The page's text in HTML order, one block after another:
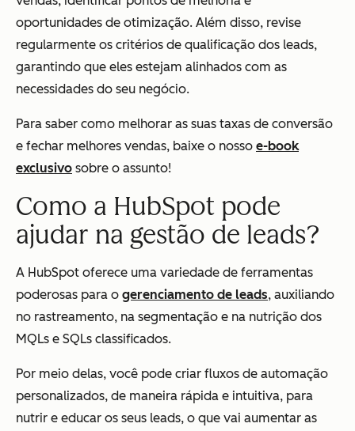
oportunidades de otimização. Além disso, revise
regularmente os critérios de qualificação dos leads,
garantindo que eles estejam alinhados com as
necessidades do seu negócio.
Para saber como melhorar as suas taxas de conversão
e fechar melhores vendas, baixe o nosso e-book
exclusivo sobre o assunto!
Como a HubSpot pode
ajudar na gestão de leads?
A HubSpot oferece uma variedade de ferramentas
poderosas para o gerenciamento de leads, auxiliando
no rastreamento, na segmentação e na nutrição dos
MQLs e SQLs classificados.
Por meio delas, você pode criar fluxos de automação
personalizados, de maneira rápida e intuitiva, para
nutrir e educar os seus leads, o que vai aumentar as